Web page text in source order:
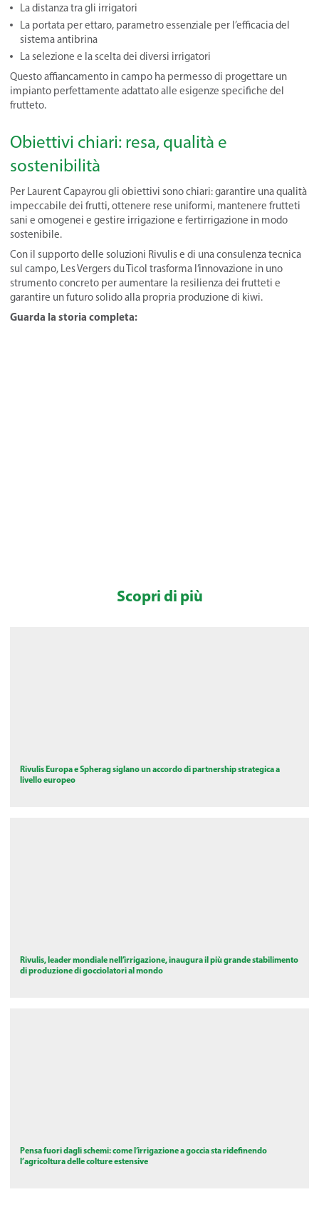
La distanza tra gli irrigatori
La portata per ettaro, parametro essenziale per l’efficacia del
sistema antibrina
La selezione e la scelta dei diversi irrigatori
Questo affiancamento in campo ha permesso di progettare un
impianto perfettamente adattato alle esigenze specifiche del
frutteto.
Obiettivi chiari: resa, qualità e
sostenibilità
Per Laurent Capayrou gli obiettivi sono chiari: garantire una qualità
impeccabile dei frutti, ottenere rese uniformi, mantenere frutteti
sani e omogenei e gestire irrigazione e fertirrigazione in modo
sostenibile.
Con il supporto delle soluzioni Rivulis e di una consulenza tecnica
sul campo, Les Vergers du Ticol trasforma l’innovazione in uno
strumento concreto per aumentare la resilienza dei frutteti e
garantire un futuro solido alla propria produzione di kiwi.
Guarda la storia completa:
Scopri di più
Rivulis Europa e Spherag siglano un accordo di partnership strategica a
livello europeo
Rivulis, leader mondiale nell’irrigazione, inaugura il più grande stabilimento
di produzione di gocciolatori al mondo
Pensa fuori dagli schemi: come l’irrigazione a goccia sta ridefinendo
l’agricoltura delle colture estensive